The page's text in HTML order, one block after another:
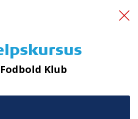
med musik
Klub